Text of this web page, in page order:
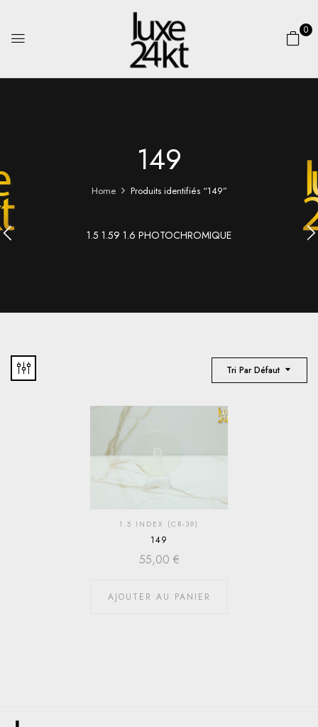
0
149
Home Produits identifiés “149”
1.5 1.59 1.6 PHOTOCHROMIQUE
Tri Par Défaut
1.5 INDEX (CR-39)
149
55,00 €
AJOUTER AU PANIER